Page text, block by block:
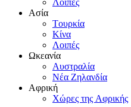
Aσία
Tουρκία
Kίνα
Λοιπές
Ωκεανία
Aυστραλία
Nέα Zηλανδία
Aφρική
Xώρες της Aφρικής